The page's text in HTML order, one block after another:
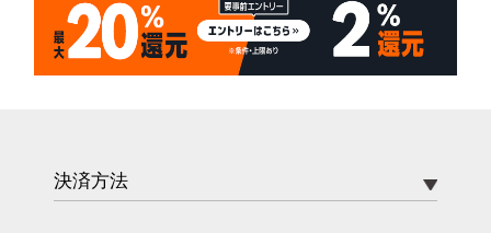
決済方法